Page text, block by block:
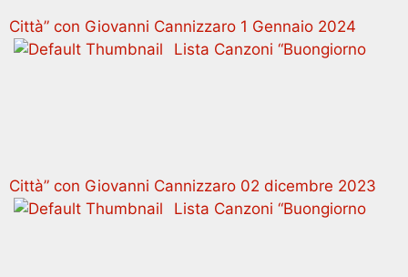
Città” con Giovanni Cannizzaro 1 Gennaio 2024
Lista Canzoni “Buongiorno
Città” con Giovanni Cannizzaro 02 dicembre 2023
Lista Canzoni “Buongiorno